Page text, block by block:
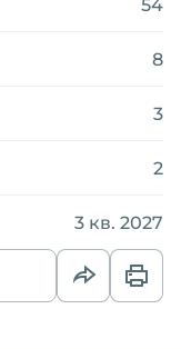
8
3
2
3 кв. 2027